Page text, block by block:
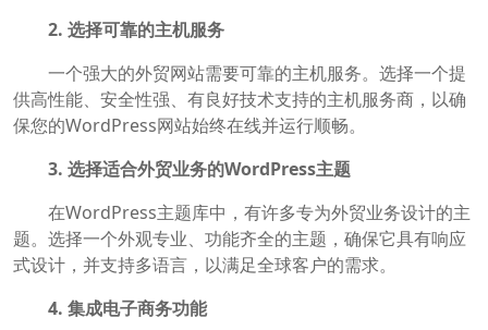
2. 选择可靠的主机服务
一个强大的外贸网站需要可靠的主机服务。选择一个提
供高性能、安全性强、有良好技术支持的主机服务商，以确
保您的WordPress网站始终在线并运行顺畅。
3. 选择适合外贸业务的WordPress主题
在WordPress主题库中，有许多专为外贸业务设计的主
题。选择一个外观专业、功能齐全的主题，确保它具有响应
式设计，并支持多语言，以满足全球客户的需求。
4. 集成电子商务功能